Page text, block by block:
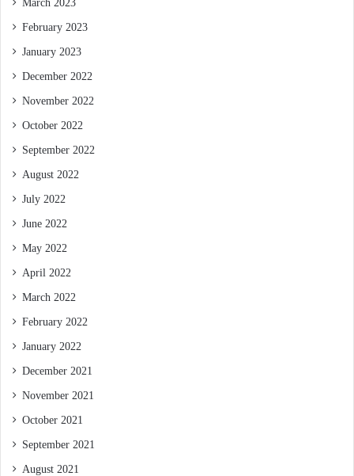
March 2023
February 2023
January 2023
December 2022
November 2022
October 2022
September 2022
August 2022
July 2022
June 2022
May 2022
April 2022
March 2022
February 2022
January 2022
December 2021
November 2021
October 2021
September 2021
August 2021